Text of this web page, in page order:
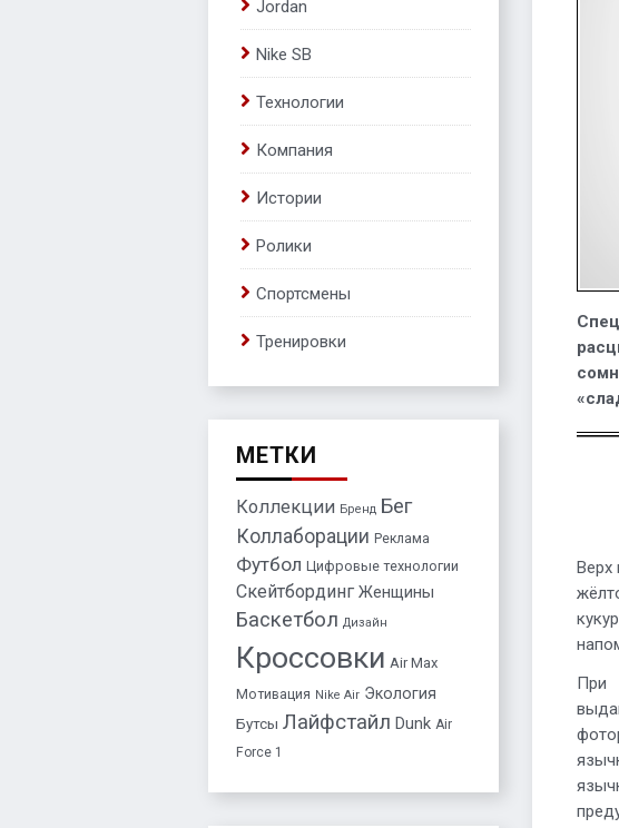
При
Jordan
Nike SB
Технологии
Компания
Истории
Ролики
Спортсмены
Тренировки
МЕТКИ
Коллекции Бренд Бег
Коллаборации Реклама
Футбол Цифровые технологии
Скейтбординг Женщины
Баскетбол Дизайн
Кроссовки Air Max
Мотивация Nike Air Экология
Бутсы Лайфстайл Dunk Air
Force 1